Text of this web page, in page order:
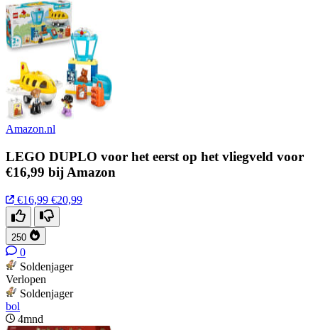
Amazon.nl
LEGO DUPLO voor het eerst op het vliegveld voor
€16,99 bij Amazon
€16,99 €20,99
250
0
Soldenjager
Verlopen
Soldenjager
bol
4mnd